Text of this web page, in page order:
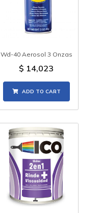
Wd-40 Aerosol 3 Onzas
$ 14,023
ADD TO CART